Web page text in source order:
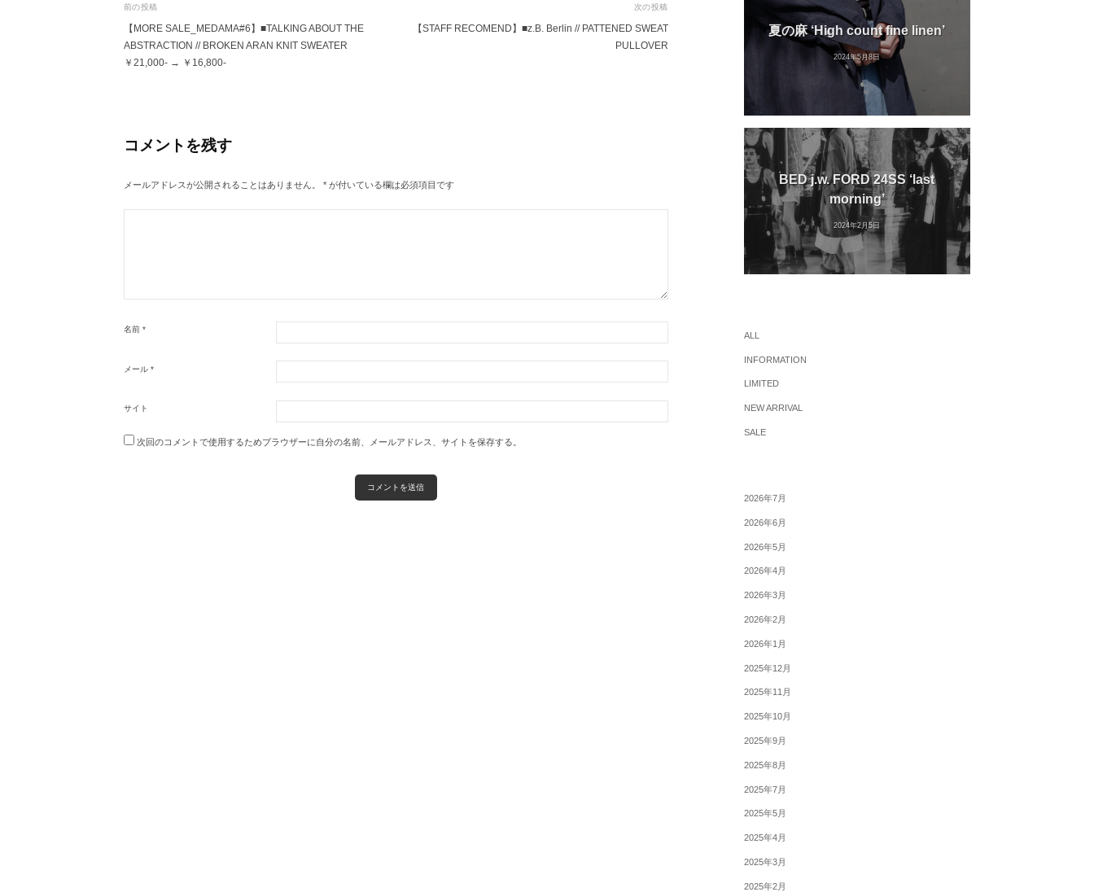
投
稿
ナ
ー
前の投稿
【MORE SALE_MEDAMA#6】■TALKING ABOUT THE
ABSTRACTION // BROKEN ARAN KNIT SWEATER
￥21,000- → ￥16,800-
次の投稿
【STAFF RECOMEND】■z.B. Berlin // PATTENED SWEAT
PULLOVER
コメントを残す
メールアドレスが公開されることはありません。 * が付いている欄は必須項目です
名前 *
メール *
サイト
次回のコメントで使用するためブラウザーに自分の名前、メールアドレス、サイトを保存する。
夏の麻 ‘High count fine linen’
2024年5月8日
BED j.w. FORD 24SS ‘last
morning’
2024年2月5日
ALL
INFORMATION
LIMITED
NEW ARRIVAL
SALE
2026年7月
2026年6月
2026年5月
2026年4月
2026年3月
2026年2月
2026年1月
2025年12月
2025年11月
2025年10月
2025年9月
2025年8月
2025年7月
2025年5月
2025年4月
2025年3月
2025年2月